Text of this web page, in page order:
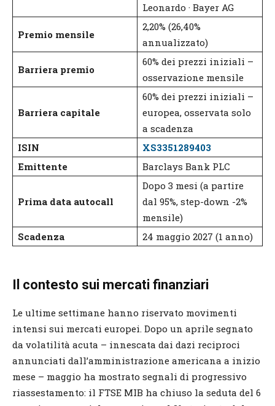
Leonardo · Bayer AG
Premio mensile
2,20% (26,40%
annualizzato)
Barriera premio
60% dei prezzi iniziali –
osservazione mensile
Barriera capitale
60% dei prezzi iniziali –
europea, osservata solo
a scadenza
ISIN
XS3351289403
Emittente
Barclays Bank PLC
Prima data autocall
Dopo 3 mesi (a partire
dal 95%, step-down -2%
mensile)
Scadenza
24 maggio 2027 (1 anno)
Il contesto sui mercati finanziari
Le ultime settimane hanno riservato movimenti
intensi sui mercati europei. Dopo un aprile segnato
da volatilità acuta – innescata dai dazi reciproci
annunciati dall’amministrazione americana a inizio
mese – maggio ha mostrato segnali di progressivo
riassestamento: il FTSE MIB ha chiuso la seduta del 6